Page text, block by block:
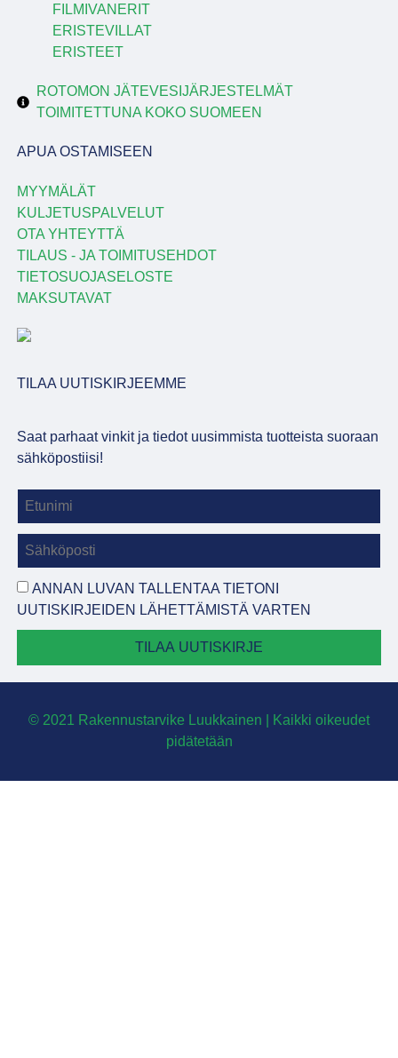
FILMIVANERIT
ERISTEVILLAT
ERISTEET
ROTOMON JÄTEVESIJÄRJESTELMÄT
TOIMITETTUNA KOKO SUOMEEN
APUA OSTAMISEEN
MYYMÄLÄT
KULJETUSPALVELUT
OTA YHTEYTTÄ
TILAUS - JA TOIMITUSEHDOT
TIETOSUOJASELOSTE
MAKSUTAVAT
TILAA UUTISKIRJEEMME
Saat parhaat vinkit ja tiedot uusimmista tuotteista suoraan
sähköpostiisi!
ANNAN LUVAN TALLENTAA TIETONI
UUTISKIRJEIDEN LÄHETTÄMISTÄ VARTEN
TILAA UUTISKIRJE
© 2021 Rakennustarvike Luukkainen | Kaikki oikeudet
pidätetään